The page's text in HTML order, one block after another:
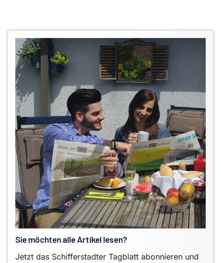
Sie möchten alle Artikel lesen?
Jetzt das Schifferstadter Tagblatt abonnieren und